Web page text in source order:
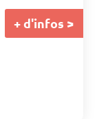
+ d'infos >